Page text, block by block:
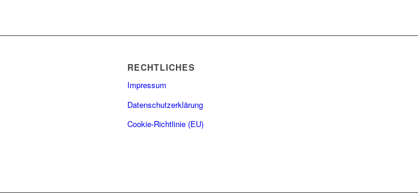
RECHTLICHES
Impressum
Datenschutzerklärung
Cookie-Richtlinie (EU)